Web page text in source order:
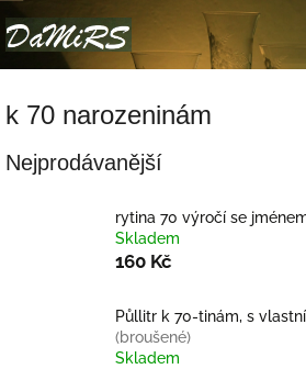
na
obsah
k 70 narozeninám
Nejprodávanější
rytina 70 výročí se
Skladem
160 Kč
Půllitr k 70-tinám, s
(broušené)
Skladem